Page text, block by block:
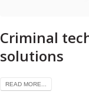
Criminal
solutions
READ MORE...